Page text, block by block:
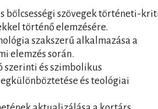
bölcsességi szövegek történeti-
történő elemzésére.
szakszerű alkalmazása a
elemzés során.
szerinti és szimbolikus
és teológiai